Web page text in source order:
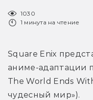
1030
1 минута на чтение
Square Enix
аниме-адаптации
The World Ends
чудесный мир»).